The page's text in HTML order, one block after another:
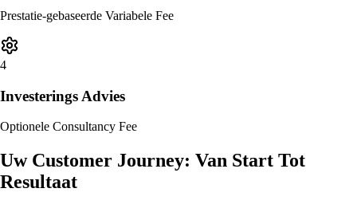
Prestatie-gebaseerde Variabele Fee
4
Investerings Advies
Optionele Consultancy Fee
Uw Customer Journey: Van Start Tot
Resultaat